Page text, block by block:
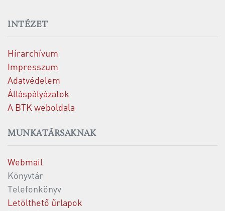
INTÉZET
Hírarchívum
Impresszum
Adatvédelem
Álláspályázatok
A BTK weboldala
MUNKATÁRSAKNAK
Webmail
Könyvtár
Telefonkönyv
Letölthető űrlapok